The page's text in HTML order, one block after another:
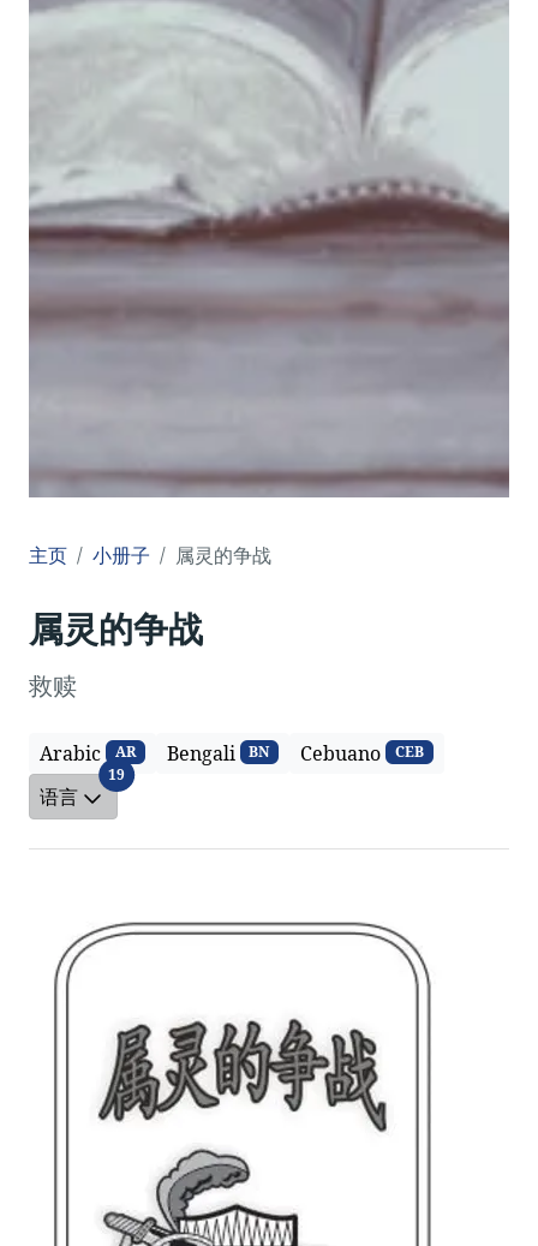
主页 小册子 属灵的争战
属灵的争战
救赎
Arabic AR Bengali BN Cebuano CEB
语言
19语言